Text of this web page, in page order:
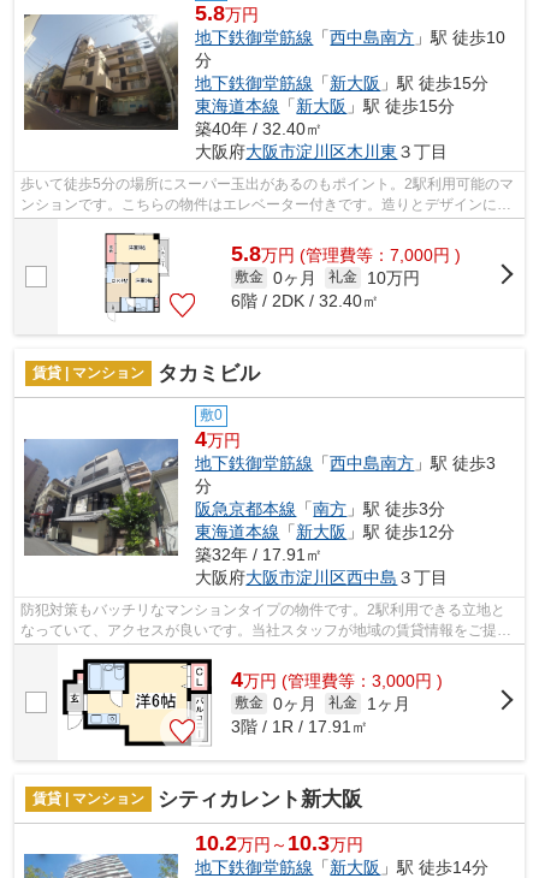
5.8万円
地下鉄御堂筋線 「西中島南方 」駅 徒歩10
分
地下鉄御堂筋線 「新大阪 」駅 徒歩15分
東海道本線 「新大阪 」駅 徒歩15分
築40年 / 32.40㎡
大阪府大阪市淀川区木川東 ３丁目
歩いて徒歩5分の場所にスーパー玉出があるのもポイント。2駅利用可能のマ
ンションです。こちらの物件はエレベーター付きです。造りとデザインに関
5.8万円 (管理費等：7,000円 )
敷金 0ヶ月 礼金
10万円
6階 / 2DK / 32.40㎡
賃貸 | マンション タカミビル
敷0
4万円
地下鉄御堂筋線 「西中島南方 」駅 徒歩3
分
阪急京都本線 「南方 」駅 徒歩3分
東海道本線 「新大阪 」駅 徒歩12分
築32年 / 17.91㎡
大阪府大阪市淀川区西中島 ３丁目
防犯対策もバッチリなマンションタイプの物件です。2駅利用できる立地と
なっていて、アクセスが良いです。当社スタッフが地域の賃貸情報をご提供
4万円 (管理費等：3,000円 )
敷金 0ヶ月 礼金
1ヶ月
3階 / 1R / 17.91㎡
賃貸 | マンション シティカレント新大阪
10.2万円～ 10.3万円
地下鉄御堂筋線 「新大阪 」駅 徒歩14分